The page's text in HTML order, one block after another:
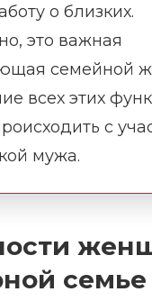
о близких.
это важная
семейной
всех этих
с
мужа.
семье